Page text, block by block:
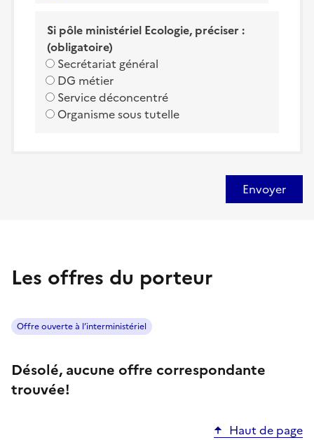
Si pôle ministériel Ecologie, préciser :
(obligatoire)
Secrétariat général
DG métier
Service déconcentré
Organisme sous tutelle
Envoyer
Les offres du porteur
Offre ouverte à l’interministériel
Désolé, aucune offre correspondante
trouvée!
Haut de page